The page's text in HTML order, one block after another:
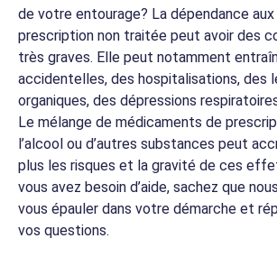
de votre entourage? La dépendance
prescription non traitée peut avoir des
très graves. Elle peut notamment
accidentelles, des hospitalisations, des
organiques, des dépressions
Le mélange de médicaments de
l’alcool ou d’autres substances peut
plus les risques et la gravité de ces
vous avez besoin d’aide, sachez que
vous épauler dans votre démarche et
vos questions.